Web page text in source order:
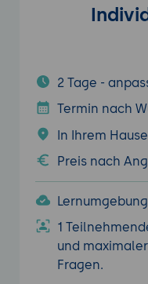
2 Tage -
Termin nach
In Ihrem
Preis nach
1
und
Fragen.